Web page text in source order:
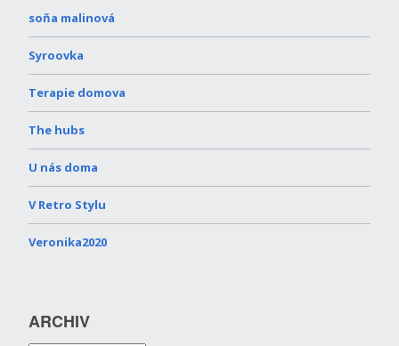
soňa malinová
Syroovka
Terapie domova
The hubs
U nás doma
V Retro Stylu
Veronika2020
ARCHIV